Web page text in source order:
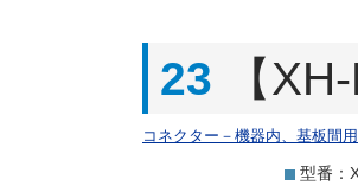
23 【
コネクター－機器内、基板間用
型番：